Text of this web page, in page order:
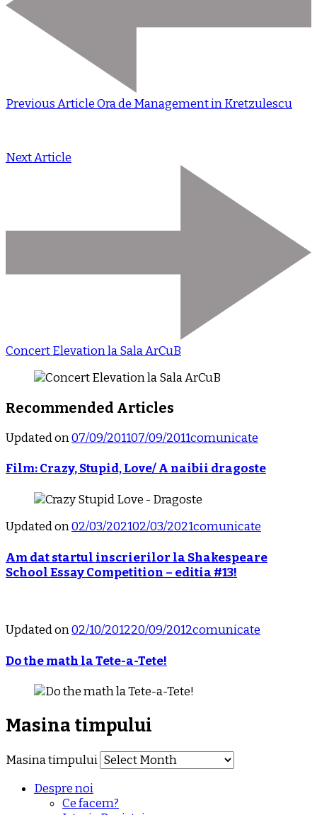
Previous ArticleOra de Management in Kretzulescu
Next Article
Concert Elevation la Sala ArCuB
Recommended Articles
Updated on07/09/201107/09/2011comunicate
Film: Crazy, Stupid, Love/ A naibii dragoste
Updated on02/03/202102/03/2021comunicate
Am dat startul inscrierilor la Shakespeare
School Essay Competition – editia #13!
Updated on02/10/201220/09/2012comunicate
Do the math la Tete-a-Tete!
Masina timpului
Masina timpului
Despre noi
Ce facem?